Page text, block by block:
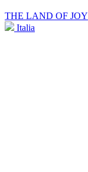
THE LAND OF JOY
Italia